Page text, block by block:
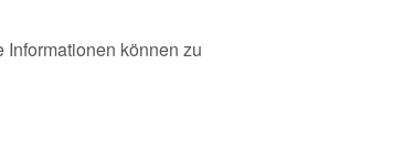
können zu